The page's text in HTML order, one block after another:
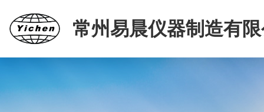
常州易晨仪器制造有